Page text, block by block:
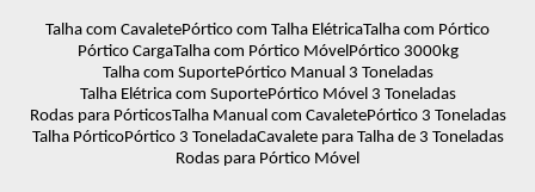
Talha com CavaletePórtico com Talha ElétricaTalha com Pórtico
Pórtico CargaTalha com Pórtico MóvelPórtico 3000kg
Talha com SuportePórtico Manual 3 Toneladas
Talha Elétrica com SuportePórtico Móvel 3 Toneladas
Rodas para PórticosTalha Manual com CavaletePórtico 3 Toneladas
Talha PórticoPórtico 3 ToneladaCavalete para Talha de 3 Toneladas
Rodas para Pórtico Móvel